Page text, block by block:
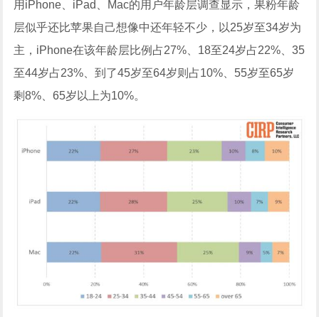
用iPhone、iPad、Mac的用户年龄层调查显示，果粉年龄
层似乎还比苹果自己想像中还年轻不少，以25岁至34岁为
主，iPhone在该年龄层比例占27%、18至24岁占22%、35
至44岁占23%、到了45岁至64岁则占10%、55岁至65岁
剩8%、65岁以上为10%。